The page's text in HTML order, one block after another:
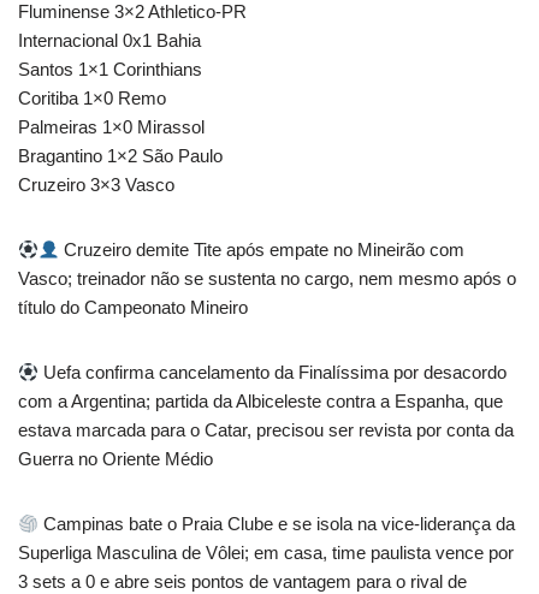
Fluminense 3×2 Athletico-PR
Internacional 0x1 Bahia
Santos 1×1 Corinthians
Coritiba 1×0 Remo
Palmeiras 1×0 Mirassol
Bragantino 1×2 São Paulo
Cruzeiro 3×3 Vasco
Cruzeiro demite Tite após empate no Mineirão com
Vasco; treinador não se sustenta no cargo, nem mesmo após o
título do Campeonato Mineiro
Uefa confirma cancelamento da Finalíssima por desacordo
com a Argentina; partida da Albiceleste contra a Espanha, que
estava marcada para o Catar, precisou ser revista por conta da
Guerra no Oriente Médio
Campinas bate o Praia Clube e se isola na vice-liderança da
Superliga Masculina de Vôlei; em casa, time paulista vence por
3 sets a 0 e abre seis pontos de vantagem para o rival de